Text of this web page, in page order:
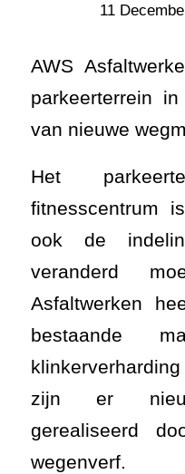
11
AWS
parkeerterrein
van nieuwe
Het
fitnesscentrum
ook de
veranderd
Asfaltwerken
bestaande
zijn er
gerealiseerd
wegenverf.